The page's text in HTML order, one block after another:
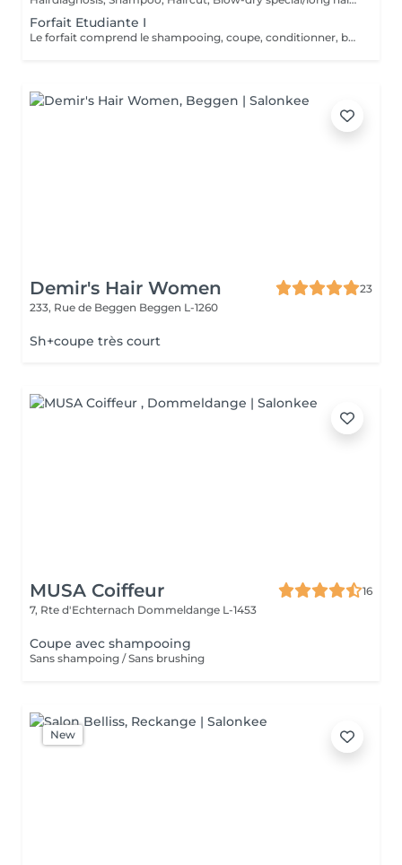
Forfait Etudiante I
Le forfait comprend le shampooing, coupe, conditionner, brushing et finition (>12 ans - 27 ans sur présentation carte étudiant)
Demir's Hair Women
23
233, Rue de Beggen Beggen L-1260
Sh+coupe très court
MUSA Coiffeur
16
7, Rte d'Echternach Dommeldange L-1453
Coupe avec shampooing
Sans shampoing / Sans brushing
New